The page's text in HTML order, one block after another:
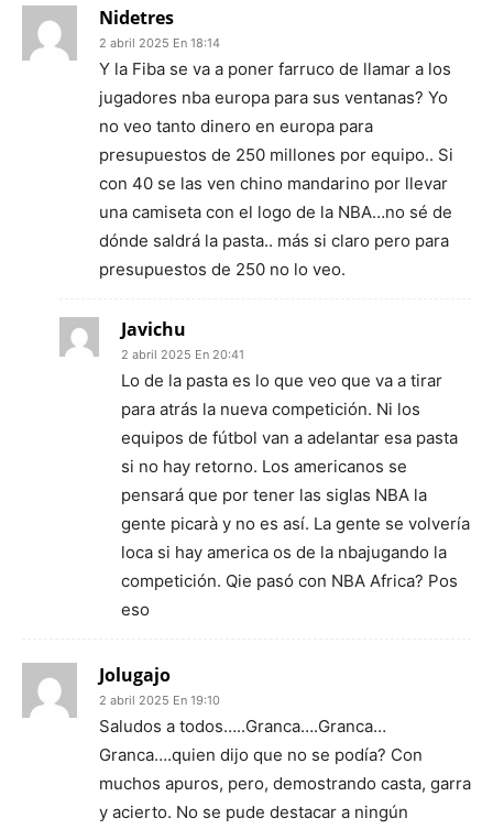
Nidetres
2 abril 2025 En 18:14
Y la Fiba se va a poner farruco de llamar a los
jugadores nba europa para sus ventanas? Yo
no veo tanto dinero en europa para
presupuestos de 250 millones por equipo.. Si
con 40 se las ven chino mandarino por llevar
una camiseta con el logo de la NBA…no sé de
dónde saldrá la pasta.. más si claro pero para
presupuestos de 250 no lo veo.
Javichu
2 abril 2025 En 20:41
Lo de la pasta es lo que veo que va a tirar
para atrás la nueva competición. Ni los
equipos de fútbol van a adelantar esa pasta
si no hay retorno. Los americanos se
pensará que por tener las siglas NBA la
gente picarà y no es así. La gente se volvería
loca si hay america os de la nbajugando la
competición. Qie pasó con NBA Africa? Pos
eso
Jolugajo
2 abril 2025 En 19:10
Saludos a todos…..Granca….Granca…
Granca….quien dijo que no se podía? Con
muchos apuros, pero, demostrando casta, garra
y acierto. No se pude destacar a ningún